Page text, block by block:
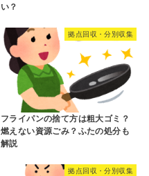
い？
拠点回収・分別収集
フライパンの捨て方は粗大ゴミ？
燃えない資源ごみ？ふたの処分も
解説
拠点回収・分別収集